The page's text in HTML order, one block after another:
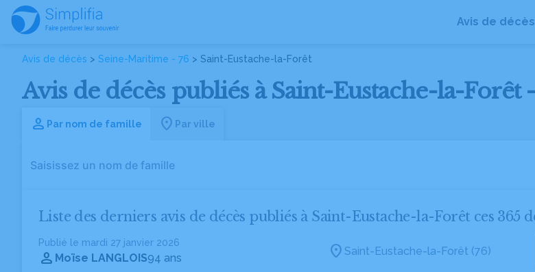
Avis de
Avis de décès > Seine-Maritime - 76 > Saint-Eustache-la-Forêt
Avis de décès publiés à Saint-Eustache-la-
Par nom de famille Par ville
Liste des derniers avis de décès publiés à Saint-Eustache-la-Forêt ces 365
Publié le mardi 27 janvier 2026
Moïse LANGLOIS94 ans
Saint-Eustache-la-Forêt (76)